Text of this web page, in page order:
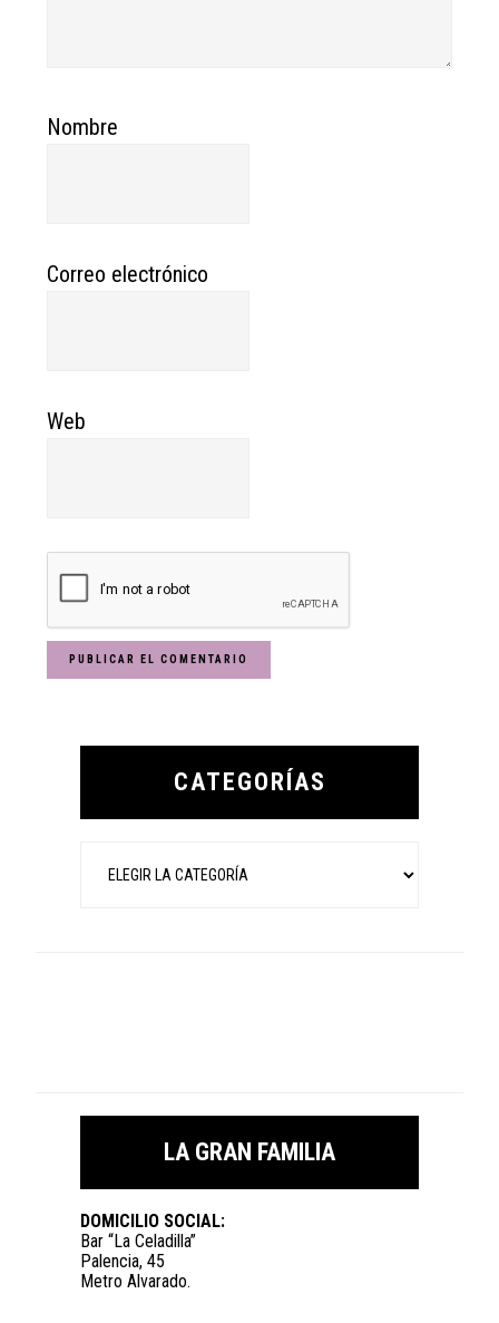
Nombre
Correo electrónico
Web
Primary
CATEGORÍAS
LA GRAN FAMILIA
DOMICILIO SOCIAL:
Bar “La Celadilla”
Palencia, 45
Metro Alvarado.